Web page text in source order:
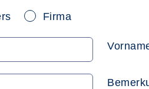
Firma